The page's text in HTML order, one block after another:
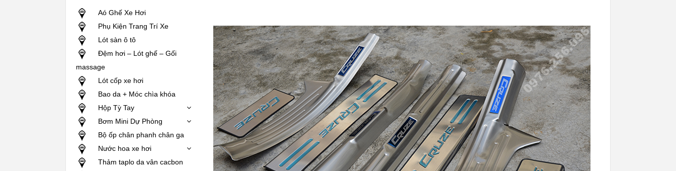
Aó Ghế Xe Hơi
Phụ Kiện Trang Trí Xe
Lót sàn ô tô
Đệm hơi – Lót ghế – Gối
massage
Lót cốp xe hơi
Bao da + Móc chìa khóa
Hộp Tỳ Tay
Bơm Mini Dự Phòng
Bộ ốp chân phanh chân ga
Nước hoa xe hơi
Thảm taplo da vân cacbon